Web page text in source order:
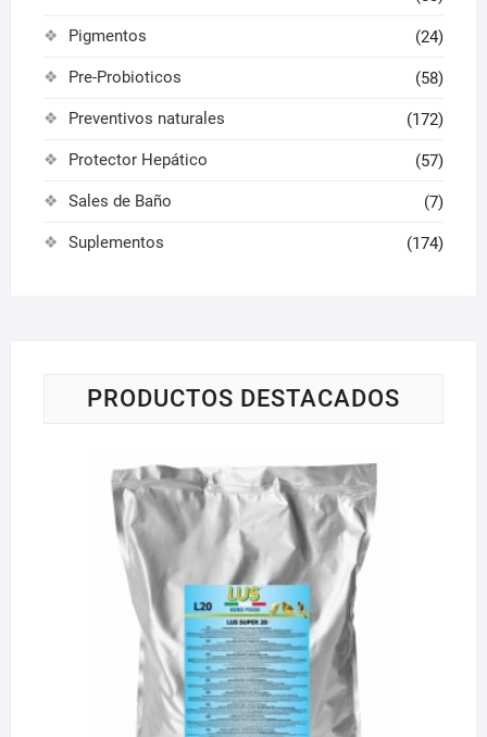
Pigmentos (24)
Pre-Probioticos (58)
Preventivos naturales (172)
Protector Hepático (57)
Sales de Baño (7)
Suplementos (174)
PRODUCTOS DESTACADOS